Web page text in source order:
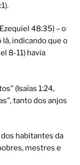
48:35) – o
indicando que o
8-11) havia
(Isaías 1:24,
tanto dos anjos
habitantes da
mestres e